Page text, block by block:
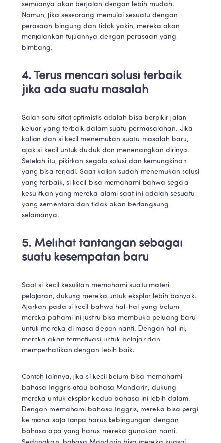
semuanya akan berjalan dengan lebih mudah.
Namun, jika seseorang memulai sesuatu dengan
perasaan bingung dan tidak yakin, mereka akan
menjalankan tujuannya dengan perasaan yang
bimbang.
4. Terus mencari solusi terbaik
jika ada suatu masalah
Salah satu sifat optimistis adalah bisa berpikir jalan
keluar yang terbaik dalam suatu permasalahan. Jika
kalian dan si kecil menemukan suatu masalah baru,
ajak si kecil untuk duduk dan menenangkan dirinya.
Setelah itu, pikirkan segala solusi dan kemungkinan
yang bisa terjadi. Saat kalian sudah menemukan solusi
yang terbaik, si kecil bisa memahami bahwa segala
kesulitkan yang mereka alami saat ini adalah sesuatu
yang sementara dan tidak akan berlangsung
selamanya.
5. Melihat tantangan sebagai
suatu kesempatan baru
Saat si kecil kesulitan memahami suatu materi
pelajaran, dukung mereka untuk eksplor lebih banyak.
Ajarkan pada si kecil bahwa hal-hal yang belum
mereka pahami ini justru bisa membuka peluang baru
untuk mereka di masa depan nanti. Dengan hal ini,
mereka akan termotivasi untuk belajar dan
memperhatikan dengan lebih baik.
Contoh lainnya, jika si kecil belum bisa memahami
bahasa Inggris atau bahasa Mandarin, dukung
mereka untuk eksplor kedua bahasa ini lebih dalam.
Dengan memahami bahasa Inggris, mereka bisa pergi
ke mana saja tanpa harus kebingungan dengan
bahasa apa yang harus mereka gunakan nanti.